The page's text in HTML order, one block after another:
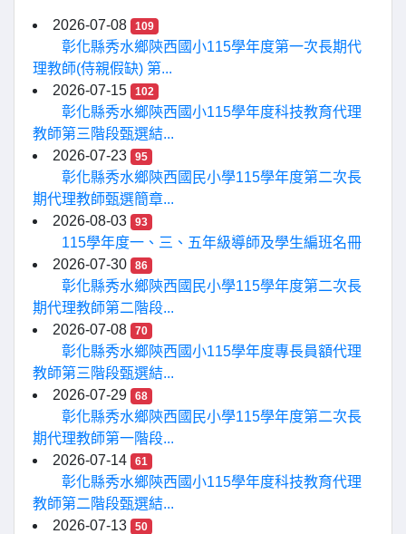
2026-07-08 109
彰化縣秀水鄉陝西國小115學年度第一次長期代
理教師(侍親假缺) 第...
2026-07-15
102
彰化縣秀水鄉陝西國小115學年度科技教育代理
教師第三階段甄選結...
2026-07-23
95
彰化縣秀水鄉陝西國民小學115學年度第二次長
期代理教師甄選簡章...
2026-08-03
93
115學年度一、三、五年級導師及學生編班名冊
2026-07-30
86
彰化縣秀水鄉陝西國民小學115學年度第二次長
期代理教師第二階段...
2026-07-08
70
彰化縣秀水鄉陝西國小115學年度專長員額代理
教師第三階段甄選結...
2026-07-29
68
彰化縣秀水鄉陝西國民小學115學年度第二次長
期代理教師第一階段...
2026-07-14
61
彰化縣秀水鄉陝西國小115學年度科技教育代理
教師第二階段甄選結...
2026-07-13
50